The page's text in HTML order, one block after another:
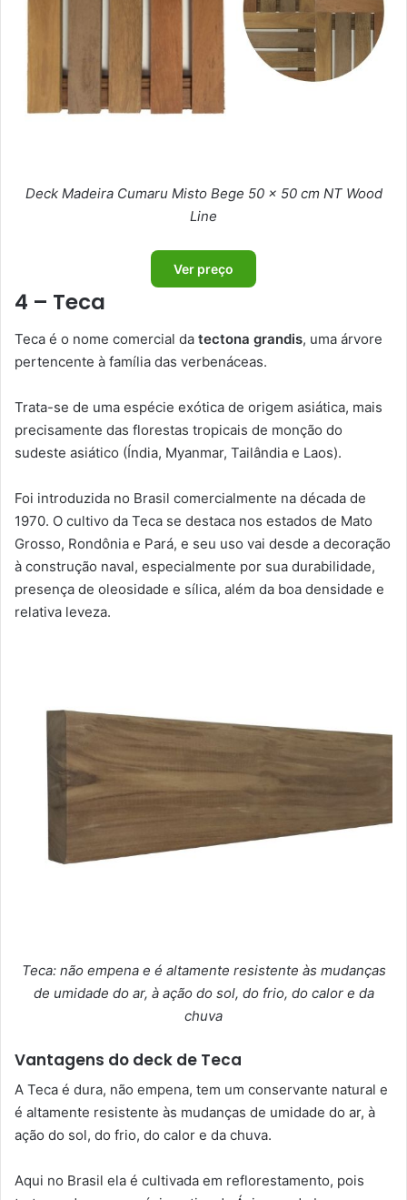
Deck Madeira Cumaru Misto Bege 50 x 50 cm NT Wood
Line
Ver preço
4 – Teca
Teca é o nome comercial da tectona grandis, uma árvore
pertencente à família das verbenáceas.
Trata-se de uma espécie exótica de origem asiática, mais
precisamente das florestas tropicais de monção do
sudeste asiático (Índia, Myanmar, Tailândia e Laos).
Foi introduzida no Brasil comercialmente na década de
1970. O cultivo da Teca se destaca nos estados de Mato
Grosso, Rondônia e Pará, e seu uso vai desde a decoração
à construção naval, especialmente por sua durabilidade,
presença de oleosidade e sílica, além da boa densidade e
relativa leveza.
Teca: não empena e é altamente resistente às mudanças
de umidade do ar, à ação do sol, do frio, do calor e da
chuva
Vantagens do deck de Teca
A Teca é dura, não empena, tem um conservante natural e
é altamente resistente às mudanças de umidade do ar, à
ação do sol, do frio, do calor e da chuva.
Aqui no Brasil ela é cultivada em reflorestamento, pois